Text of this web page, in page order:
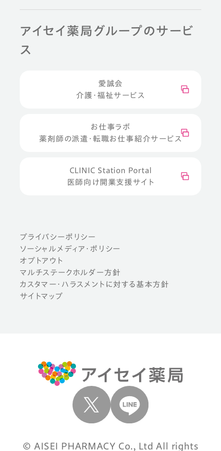
アイセイ薬局グループのサービ
ス
愛誠会
介護・福祉サービス
お仕事ラボ
薬剤師の派遣・転職お仕事紹介サービス
CLINIC Station Portal
医師向け開業支援サイト
プライバシーポリシー
ソーシャルメディア・ポリシー
オプトアウト
マルチステークホルダー方針
カスタマー・ハラスメントに対する基本方針
サイトマップ
© AISEI PHARMACY Co., Ltd All rights